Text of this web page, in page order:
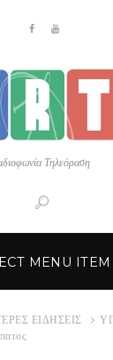
Τηλεόραση
MENU ITEM
ΕΙΔΗΣΕΙΣ